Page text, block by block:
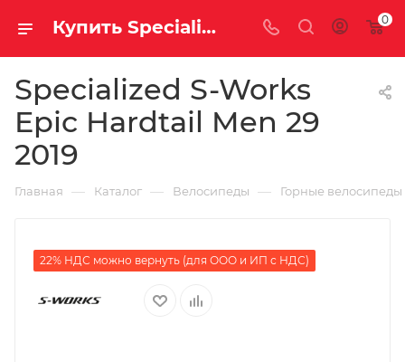
Купить Specialized S-Works Epic Hardtail Men 29 2019 за рублей, а со скидкой 0
Specialized S-Works
Epic Hardtail Men 29
2019
Главная — Каталог — Велосипеды — Горные велосипеды
22% НДС можно вернуть (для ООО и ИП с НДС)